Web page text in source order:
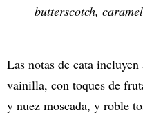
butterscotch,
Las notas de cata
vainilla, con toques de
y nuez moscada, y roble